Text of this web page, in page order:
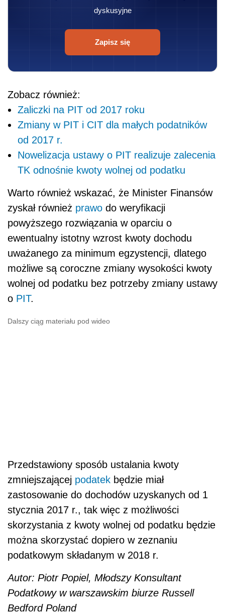
dyskusyjne
Zapisz się
Zobacz również:
Zaliczki na PIT od 2017 roku
Zmiany w PIT i CIT dla małych podatników
od 2017 r.
Nowelizacja ustawy o PIT realizuje zalecenia
TK odnośnie kwoty wolnej od podatku
Warto również wskazać, że Minister Finansów
zyskał również prawo do weryfikacji
powyższego rozwiązania w oparciu o
ewentualny istotny wzrost kwoty dochodu
uważanego za minimum egzystencji, dlatego
możliwe są coroczne zmiany wysokości kwoty
wolnej od podatku bez potrzeby zmiany ustawy
o PIT.
Dalszy ciąg materiału pod wideo
Przedstawiony sposób ustalania kwoty
zmniejszającej podatek będzie miał
zastosowanie do dochodów uzyskanych od 1
stycznia 2017 r., tak więc z możliwości
skorzystania z kwoty wolnej od podatku będzie
można skorzystać dopiero w zeznaniu
podatkowym składanym w 2018 r.
Autor: Piotr Popiel, Młodszy Konsultant
Podatkowy w warszawskim biurze Russell
Bedford Poland